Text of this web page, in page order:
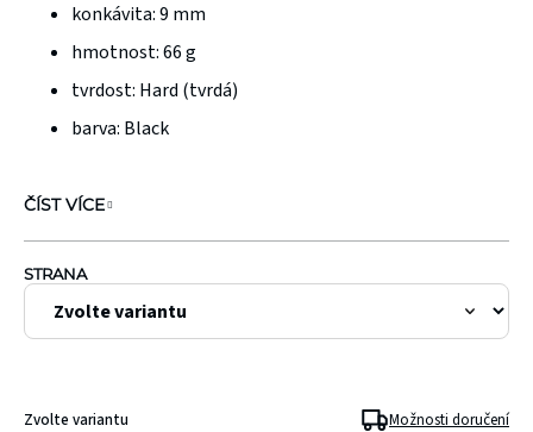
hvězdiček.
STRANA
konkávita: 9 mm
hmotnost: 66 g
tvrdost: Hard (tvrdá)
barva: Black
ČÍST VÍCE
Zvolte variantu Možnosti doručení